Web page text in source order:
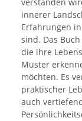
innerer
Erfahrungen
sind. Das
die ihre
Muster
möchten. Es
praktischer
auch